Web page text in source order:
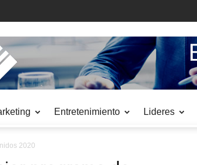
Entretenimiento Lideres
2020